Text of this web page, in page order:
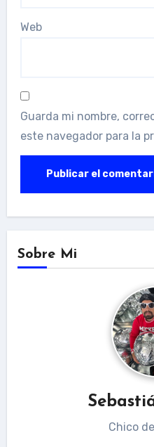
Web
Guarda mi nombre,
este navegador para la
Sobre Mi
Chico